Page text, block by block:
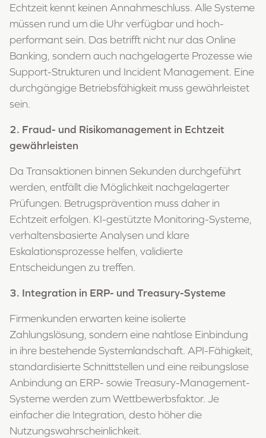
Echtzeit kennt keinen Annahmeschluss. Alle Systeme
müssen rund um die Uhr verfügbar und hoch-
performant sein. Das betrifft nicht nur das Online
Banking, sondern auch nachgelagerte Prozesse wie
Support-Strukturen und Incident Management. Eine
durchgängige Betriebsfähigkeit muss gewährleistet
sein.
2. Fraud- und Risikomanagement in Echtzeit
gewährleisten
Da Transaktionen binnen Sekunden durchgeführt
werden, entfällt die Möglichkeit nachgelagerter
Prüfungen. Betrugsprävention muss daher in
Echtzeit erfolgen. KI-gestützte Monitoring-Systeme,
verhaltensbasierte Analysen und klare
Eskalationsprozesse helfen, validierte
Entscheidungen zu treffen.
3. Integration in ERP- und Treasury-Systeme
Firmenkunden erwarten keine isolierte
Zahlungslösung, sondern eine nahtlose Einbindung
in ihre bestehende Systemlandschaft. API-Fähigkeit,
standardisierte Schnittstellen und eine reibungslose
Anbindung an ERP- sowie Treasury-Management-
Systeme werden zum Wettbewerbsfaktor. Je
einfacher die Integration, desto höher die
Nutzungswahrscheinlichkeit.